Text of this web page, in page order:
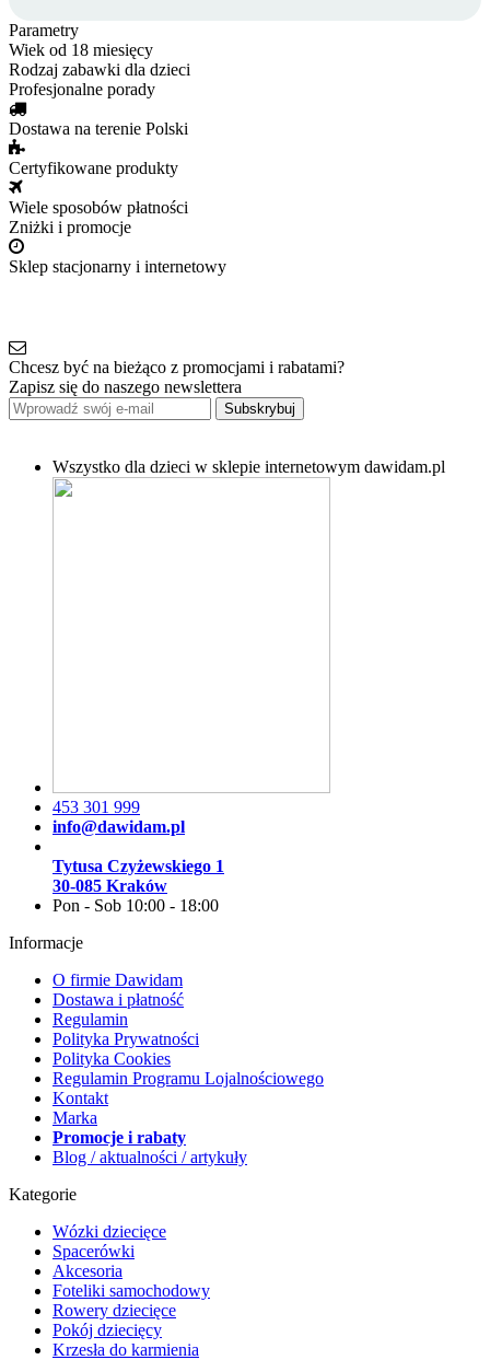
Parametry
Wiek od 18 miesięcy
Rodzaj zabawki dla dzieci
Profesjonalne porady
Dostawa na terenie Polski
Certyfikowane produkty
Wiele sposobów płatności
Zniżki i promocje
Sklep stacjonarny i internetowy
Chcesz być na bieżąco z promocjami i rabatami?
Zapisz się do naszego newslettera
Subskrybuj
Wszystko dla dzieci w sklepie internetowym dawidam.pl
453 301 999
info@dawidam.pl
Tytusa Czyżewskiego 1
30-085 Kraków
Pon - Sob 10:00 - 18:00
Informacje
O firmie Dawidam
Dostawa i płatność
Regulamin
Polityka Prywatności
Polityka Cookies
Regulamin Programu Lojalnościowego
Kontakt
Marka
Promocje i rabaty
Blog / aktualności / artykuły
Kategorie
Wózki dziecięce
Spacerówki
Akcesoria
Foteliki samochodowy
Rowery dziecięce
Pokój dziecięcy
Krzesła do karmienia